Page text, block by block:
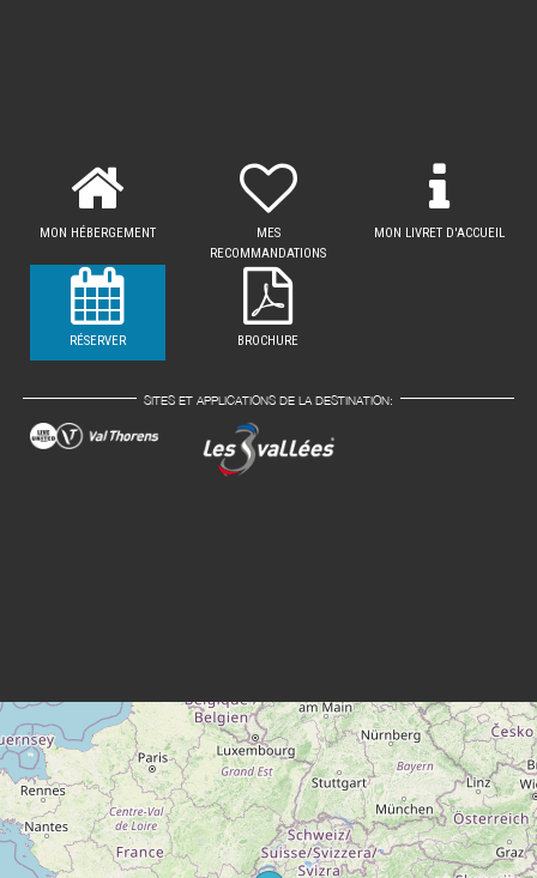
MON HÉBERGEMENT
MES
RECOMMANDATIONS
MON LIVRET D'ACCUEIL
RÉSERVER BROCHURE
SITES ET APPLICATIONS DE LA DESTINATION: